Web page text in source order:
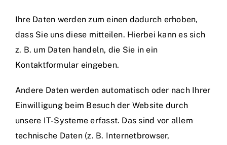
Ihre Daten werden zum einen dadurch erhoben,
dass Sie uns diese mitteilen. Hierbei kann es sich
z. B. um Daten handeln, die Sie in ein
Kontaktformular eingeben.
Andere Daten werden automatisch oder nach Ihrer
Einwilligung beim Besuch der Website durch
unsere IT-Systeme erfasst. Das sind vor allem
technische Daten (z. B. Internetbrowser,